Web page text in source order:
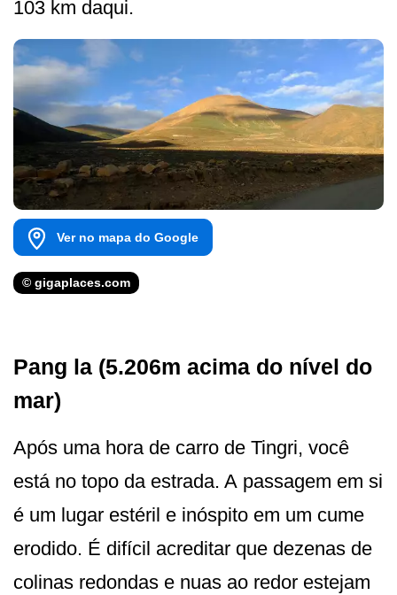
103 km daqui.
Ver no mapa do Google
© gigaplaces.com
Pang la (5.206m acima do nível do
mar)
Após uma hora de carro de Tingri, você
está no topo da estrada. A passagem em si
é um lugar estéril e inóspito em um cume
erodido. É difícil acreditar que dezenas de
colinas redondas e nuas ao redor estejam